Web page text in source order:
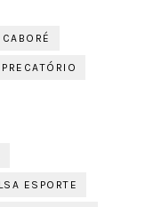
PRECATÓRIO
ESPORTE